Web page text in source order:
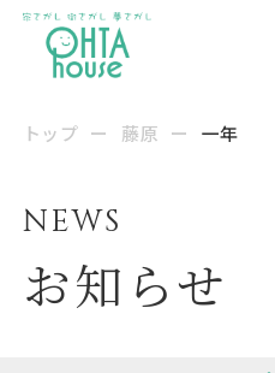
トップ ー 藤原 ー 一年
NEWS
お知らせ